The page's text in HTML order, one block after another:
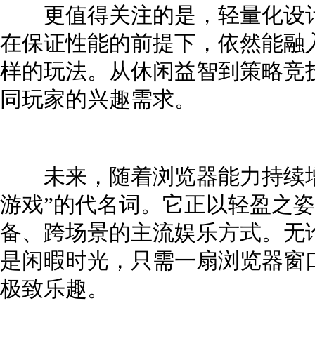
更值得关注的是，轻量化设
在保证性能的前提下，依然能
样的玩法。从休闲益智到策略
同玩家的兴趣需求。
未来，随着浏览器能力持续
游戏”的代名词。它正以轻盈之
备、跨场景的主流娱乐方式。
是闲暇时光，只需一扇浏览器
极致乐趣。